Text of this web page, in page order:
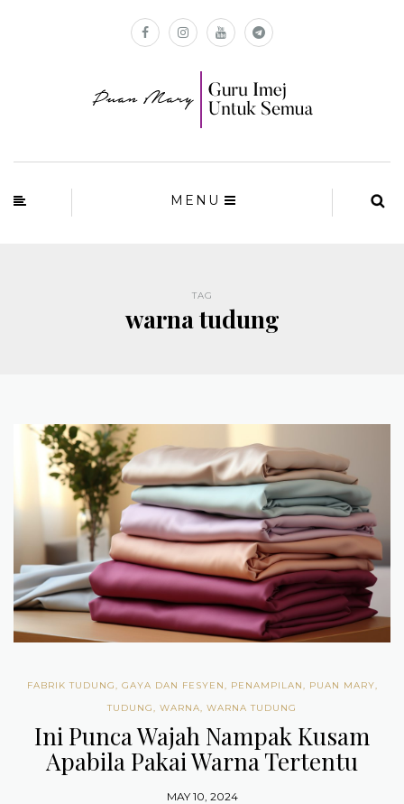
MENU
TAG
warna tudung
FABRIK TUDUNG, GAYA DAN FESYEN, PENAMPILAN, PUAN MARY,
TUDUNG, WARNA, WARNA TUDUNG
Ini Punca Wajah Nampak Kusam
Apabila Pakai Warna Tertentu
MAY 10, 2024